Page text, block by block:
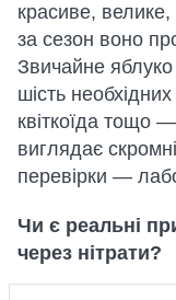
красиве,
за сезон воно
Звичайне
шість
квіткоїда тощо
виглядає
перевірки —
Чи є реальні
через нітрати?